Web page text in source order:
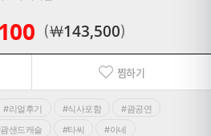
￦143,500
찜하기
#리얼후기 #식사포함
#괌공연
샌드캐슬 #타씨
#아네